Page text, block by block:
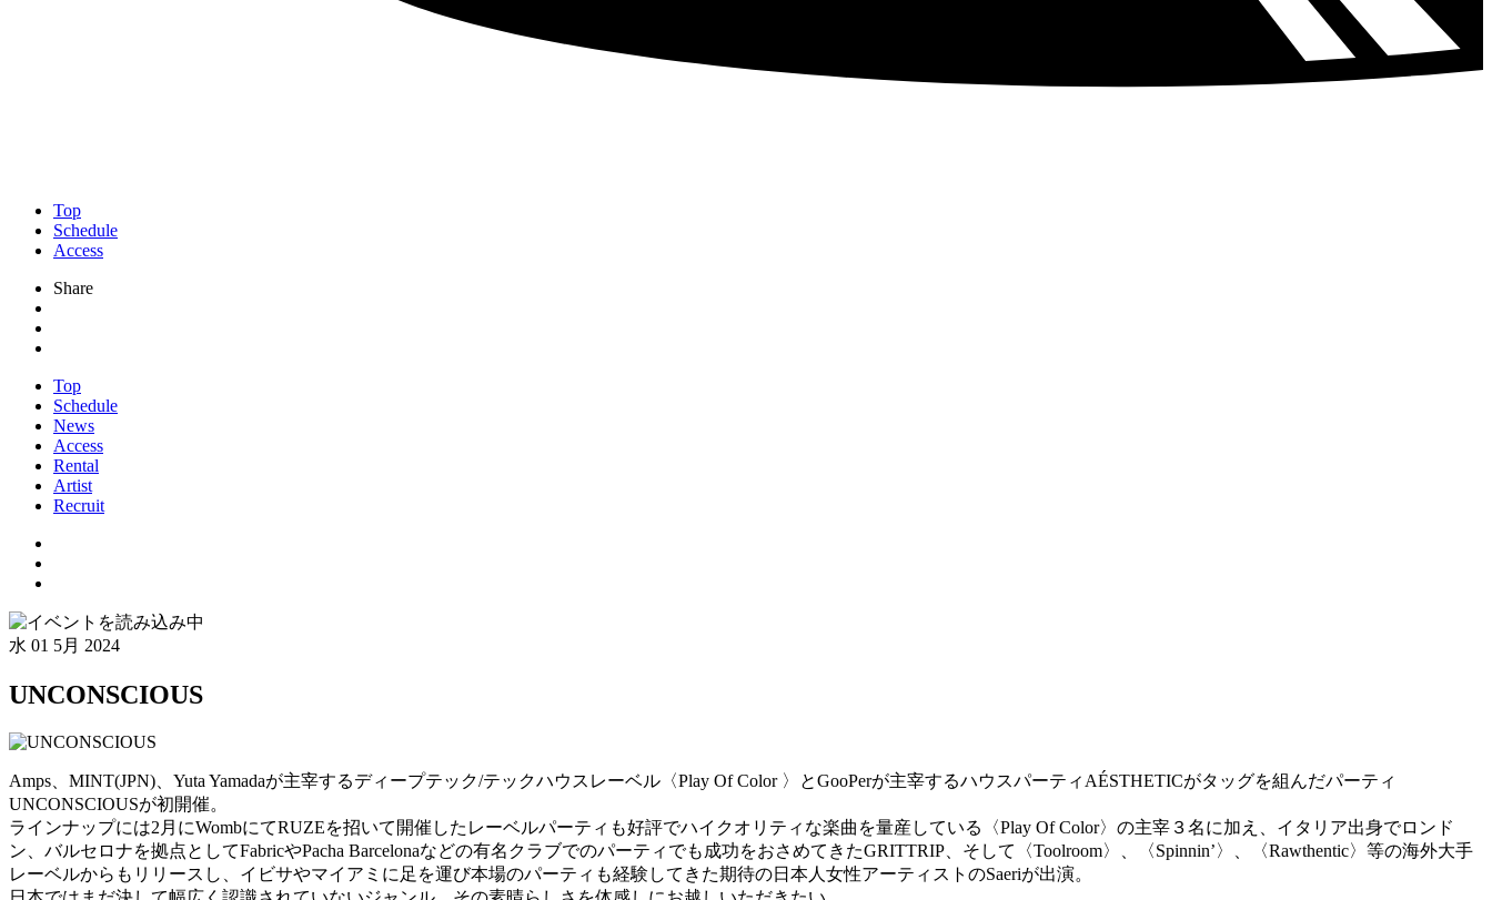
Top
Schedule
Access
Share
Top
Schedule
News
Access
Rental
Artist
Recruit
水 01 5月 2024
UNCONSCIOUS
Amps、MINT(JPN)、Yuta Yamadaが主宰するディープテック/テックハウスレーベル〈Play Of Color 〉とGooPerが主宰するハウスパーティAÉSTHETICがタッグを組んだパーティ
UNCONSCIOUSが初開催。
ラインナップには2月にWombにてRUZEを招いて開催したレーベルパーティも好評でハイクオリティな楽曲を量産している〈Play Of Color〉の主宰３名に加え、イタリア出身でロンド
ン、バルセロナを拠点としてFabricやPacha Barcelonaなどの有名クラブでのパーティでも成功をおさめてきたGRITTRIP、そして〈Toolroom〉、〈Spinnin’〉、〈Rawthentic〉等の海外大手
レーベルからもリリースし、イビサやマイアミに足を運び本場のパーティも経験してきた期待の日本人女性アーティストのSaeriが出演。